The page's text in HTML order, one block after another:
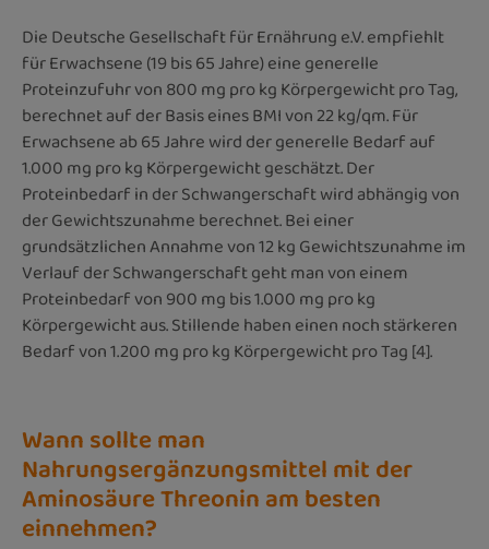
Die Deutsche Gesellschaft für Ernährung e.V. empfiehlt
für Erwachsene (19 bis 65 Jahre) eine generelle
Proteinzufuhr von 800 mg pro kg Körpergewicht pro Tag,
berechnet auf der Basis eines BMI von 22 kg/qm. Für
Erwachsene ab 65 Jahre wird der generelle Bedarf auf
1.000 mg pro kg Körpergewicht geschätzt. Der
Proteinbedarf in der Schwangerschaft wird abhängig von
der Gewichtszunahme berechnet. Bei einer
grundsätzlichen Annahme von 12 kg Gewichtszunahme im
Verlauf der Schwangerschaft geht man von einem
Proteinbedarf von 900 mg bis 1.000 mg pro kg
Körpergewicht aus. Stillende haben einen noch stärkeren
Bedarf von 1.200 mg pro kg Körpergewicht pro Tag [4].
Wann sollte man
Nahrungsergänzungsmittel mit der
Aminosäure Threonin am besten
einnehmen?